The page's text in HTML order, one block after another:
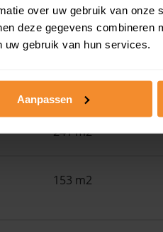
over uw gebruik van onze
deze gegevens combineren
gebruik van hun services.
Aanpassen
369 m2
197 m2
241 m2
153 m2